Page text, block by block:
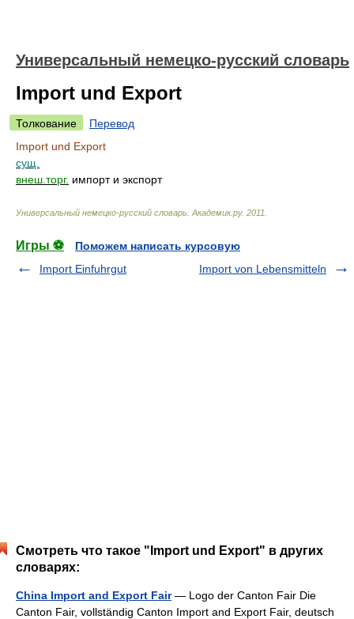
Универсальный немецко-русский словарь
Import und Export
Толкование
Перевод
Import und Export
сущ.
внеш.торг. импорт и экспорт
Универсальный немецко-русский словарь Академик.ру. 2011
Игры ⚽
Поможем написать курсовую
Import Einfuhrgut
Import von Lebensmitteln
Смотреть что такое "Import und Export" в других
словарях:
China Import and Export Fair— Logo der Canton Fair Die
Canton Fair, vollständig Canton Import and Export Fair, deutsch